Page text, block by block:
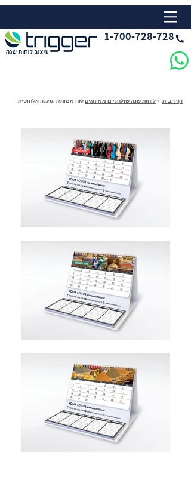
1-700-728-728
לוח ממותג הטענה אלחוטית דף הבית-> לוחות שנה שולחניים ממותגים->